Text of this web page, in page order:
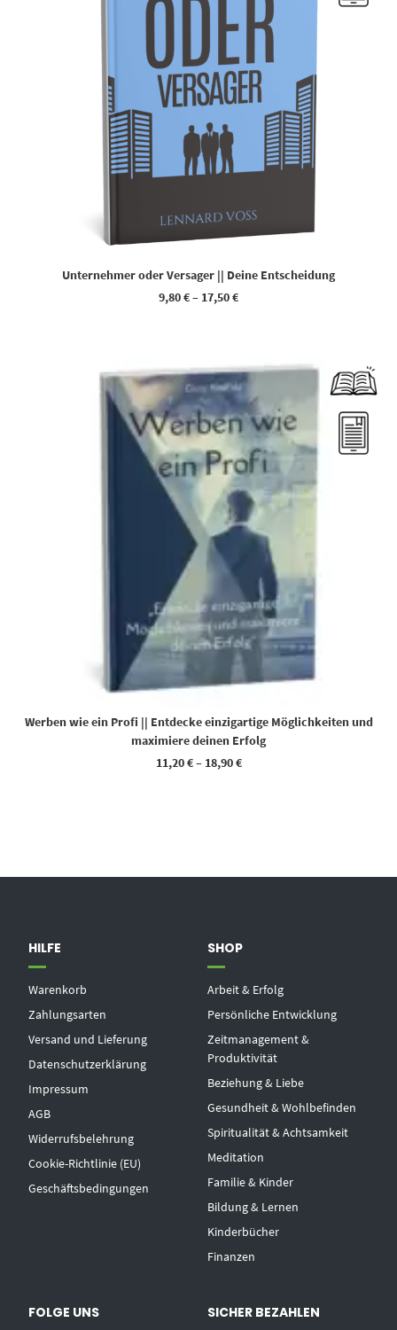
Unternehmer oder Versager || Deine Entscheidung
9,80€– 17,50€
Werben wie ein Profi || Entdecke einzigartige Möglichkeiten und
maximiere deinen Erfolg
11,20€– 18,90€
HILFE
Warenkorb
Zahlungsarten
Versand und Lieferung
Datenschutzerklärung
Impressum
AGB
Widerrufsbelehrung
Cookie-Richtlinie (EU)
Geschäftsbedingungen
SHOP
Arbeit & Erfolg
Persönliche Entwicklung
Zeitmanagement &
Produktivität
Beziehung & Liebe
Gesundheit & Wohlbefinden
Spiritualität & Achtsamkeit
Meditation
Familie & Kinder
Bildung & Lernen
Kinderbücher
Finanzen
FOLGE UNS SICHER BEZAHLEN